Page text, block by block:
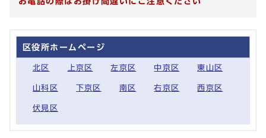
区役所ホームページ
北区 上京区 左京区 中京区 東山区
山科区 下京区 南区 右京区 西京区
伏見区